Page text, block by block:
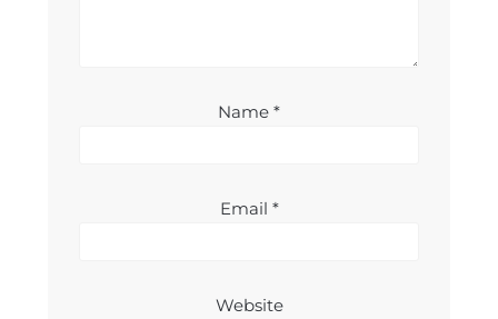
Name *
Email *
Website